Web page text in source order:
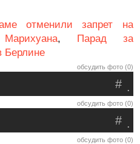
отменили запрет на
Марихуана, Парад за
Берлине
обсудить фото (0)
.
#
обсудить фото (0)
.
#
обсудить фото (0)